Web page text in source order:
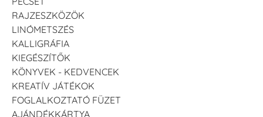
RAJZESZKÖZÖK
LINÓMETSZÉS
KALLIGRÁFIA
KIEGÉSZÍTŐK
KÖNYVEK - KEDVENCEK
KREATÍV JÁTÉKOK
FOGLALKOZTATÓ FÜZET
AJÁNDÉKKÁRTYA